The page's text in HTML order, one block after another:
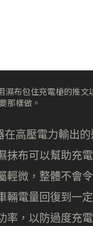
濕布包住充電槍的推文
那樣做。
在高壓電力輸出
抹布可以幫助充
輕微，整體不會
輛電量回復到一
率，以防過度充